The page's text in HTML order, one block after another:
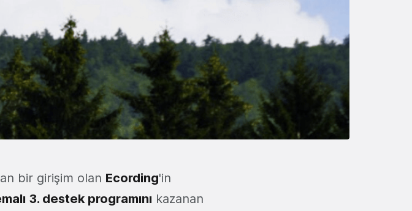
bir girişim olan Ecording'in
3. destek programını kazanan